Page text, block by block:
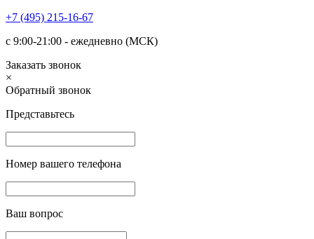
+7 (495) 215-16-67
с 9:00-21:00 - ежедневно (МСК)
Заказать звонок
×
Обратный звонок
Представьтесь
Номер вашего телефона
Ваш вопрос